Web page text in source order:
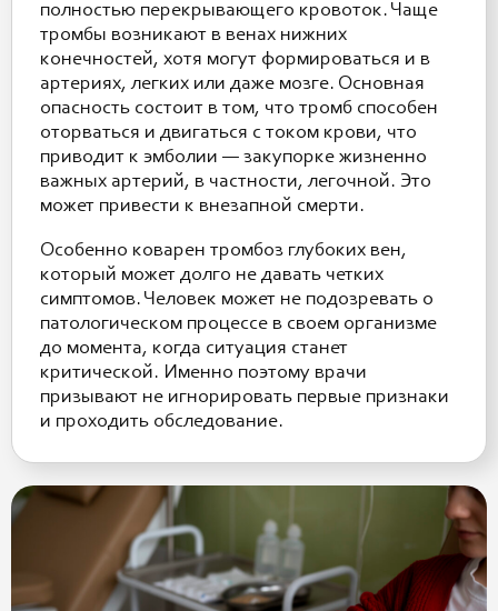
полностью перекрывающего кровоток. Чаще
тромбы возникают в венах нижних
конечностей, хотя могут формироваться и в
артериях, легких или даже мозге. Основная
опасность состоит в том, что тромб способен
оторваться и двигаться с током крови, что
приводит к эмболии — закупорке жизненно
важных артерий, в частности, легочной. Это
может привести к внезапной смерти.
Особенно коварен тромбоз глубоких вен,
который может долго не давать четких
симптомов. Человек может не подозревать о
патологическом процессе в своем организме
до момента, когда ситуация станет
критической. Именно поэтому врачи
призывают не игнорировать первые признаки
и проходить обследование.